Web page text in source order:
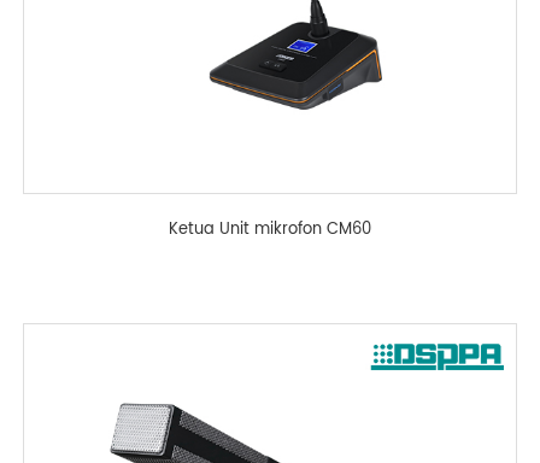
Ketua Unit mikrofon CM60